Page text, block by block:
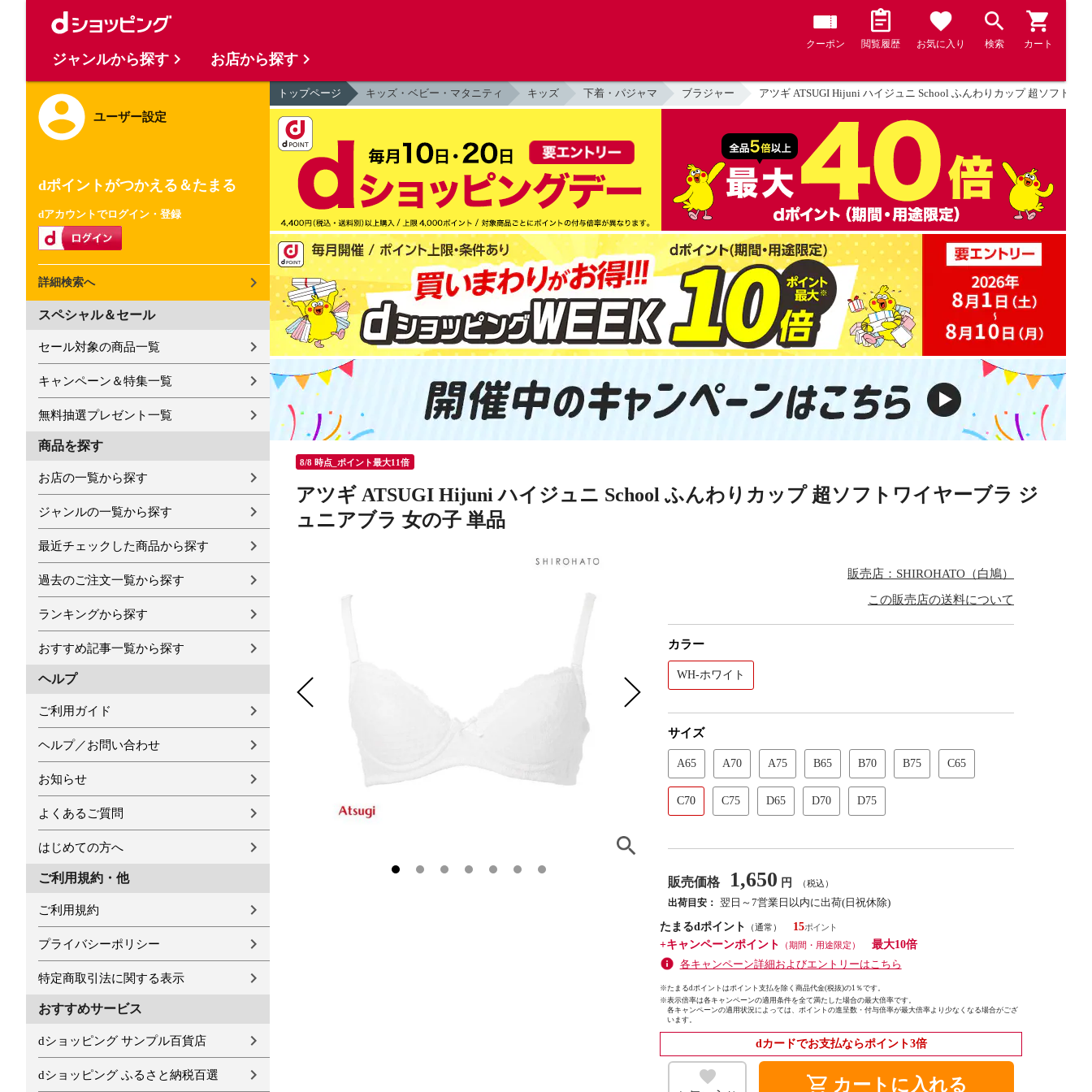
クーポン 閲覧履歴 お気に入り 検索 カート
ユーザー設定
dポイントがつかえる＆たまる
dアカウントでログイン・登録
詳細検索へ
スペシャル＆セール
セール対象の商品一覧
キャンペーン＆特集一覧
無料抽選プレゼント一覧
商品を探す
お店の一覧から探す
ジャンルの一覧から探す
最近チェックした商品から探す
過去のご注文一覧から探す
ランキングから探す
おすすめ記事一覧から探す
ヘルプ
ご利用ガイド
ヘルプ／お問い合わせ
お知らせ
よくあるご質問
はじめての方へ
ご利用規約・他
ご利用規約
プライバシーポリシー
特定商取引法に関する表示
おすすめサービス
dショッピング サンプル百貨店
dショッピング ふるさと納税百選
トップページ キッズ・ベビー・マタニティ キッズ 下着・パジャマ ブラジャー アツギ ATSUGI Hijuni ハイジュニ School ふんわりカップ 超ソフトワ
8/8 時点_ポイント最大11倍
アツギ ATSUGI Hijuni ハイジュニ School ふんわりカップ 超ソフトワイヤーブラ ジ
ュニアブラ 女の子 単品
販売店：SHIROHATO（白鳩）
この販売店の送料について
カラー
WH-ホワイト
サイズ
A65 A70 A75 B65 B70 B75 C65
C70 C75 D65 D70 D75
販売価格 1,650 円 （税込）
出荷目安： 翌日～7営業日以内に出荷(日祝休除)
たまるdポイント
（通常）
15
+キャンペーンポイント
（期間・用途限定）
最大10倍
各キャンペーン詳細およびエントリーはこちら
※たまるdポイントはポイント支払を除く商品代金(税抜)の1％です。
※表示倍率は各キャンペーンの適用条件を全て満たした場合の最大倍率です。
各キャンペーンの適用状況によっては、ポイントの進呈数・付与倍率が最大倍率より少なくなる場合がござ
います。
dカードでお支払ならポイント3倍
shopping_cart カートに入れる
ジャンルから探す お店から探す